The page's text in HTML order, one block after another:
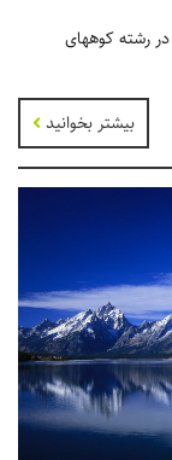
رشته کوههای
بیشتر بخوانید